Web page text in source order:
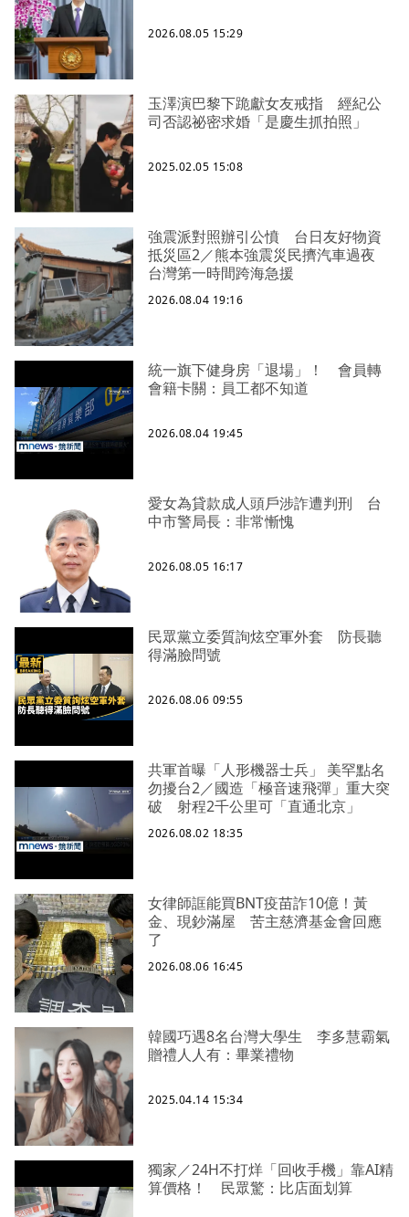
2026.08.05 15:29
玉澤演巴黎下跪獻女友戒指 經紀公
司否認祕密求婚「是慶生抓拍照」
2025.02.05 15:08
強震派對照辦引公憤 台日友好物資
抵災區2／熊本強震災民擠汽車過夜
台灣第一時間跨海急援
2026.08.04 19:16
統一旗下健身房「退場」！ 會員轉
會籍卡關：員工都不知道
2026.08.04 19:45
愛女為貸款成人頭戶涉詐遭判刑 台
中市警局長：非常慚愧
2026.08.05 16:17
民眾黨立委質詢炫空軍外套 防長聽
得滿臉問號
2026.08.06 09:55
共軍首曝「人形機器士兵」 美罕點名
勿擾台2／國造「極音速飛彈」重大突
破 射程2千公里可「直通北京」
2026.08.02 18:35
女律師誆能買BNT疫苗詐10億！黃
金、現鈔滿屋 苦主慈濟基金會回應
了
2026.08.06 16:45
韓國巧遇8名台灣大學生 李多慧霸氣
贈禮人人有：畢業禮物
2025.04.14 15:34
獨家／24H不打烊「回收手機」靠AI精
算價格！ 民眾驚：比店面划算